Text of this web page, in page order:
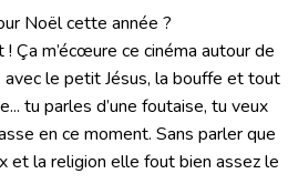
Noël cette année ?
Ça m’écœure ce cinéma autour de
avec le petit Jésus, la bouffe et tout
tu parles d’une foutaise, tu veux
en ce moment. Sans parler que
et la religion elle fout bien assez le